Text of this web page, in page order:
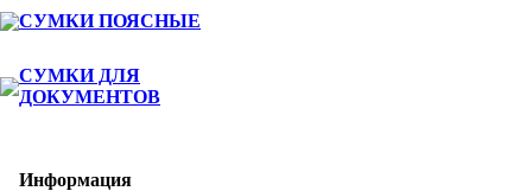
СУМКИ ПОЯСНЫЕ
СУМКИ ДЛЯ
ДОКУМЕНТОВ
Информация